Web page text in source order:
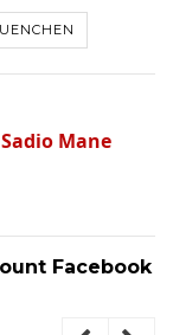
Mane
Facebook